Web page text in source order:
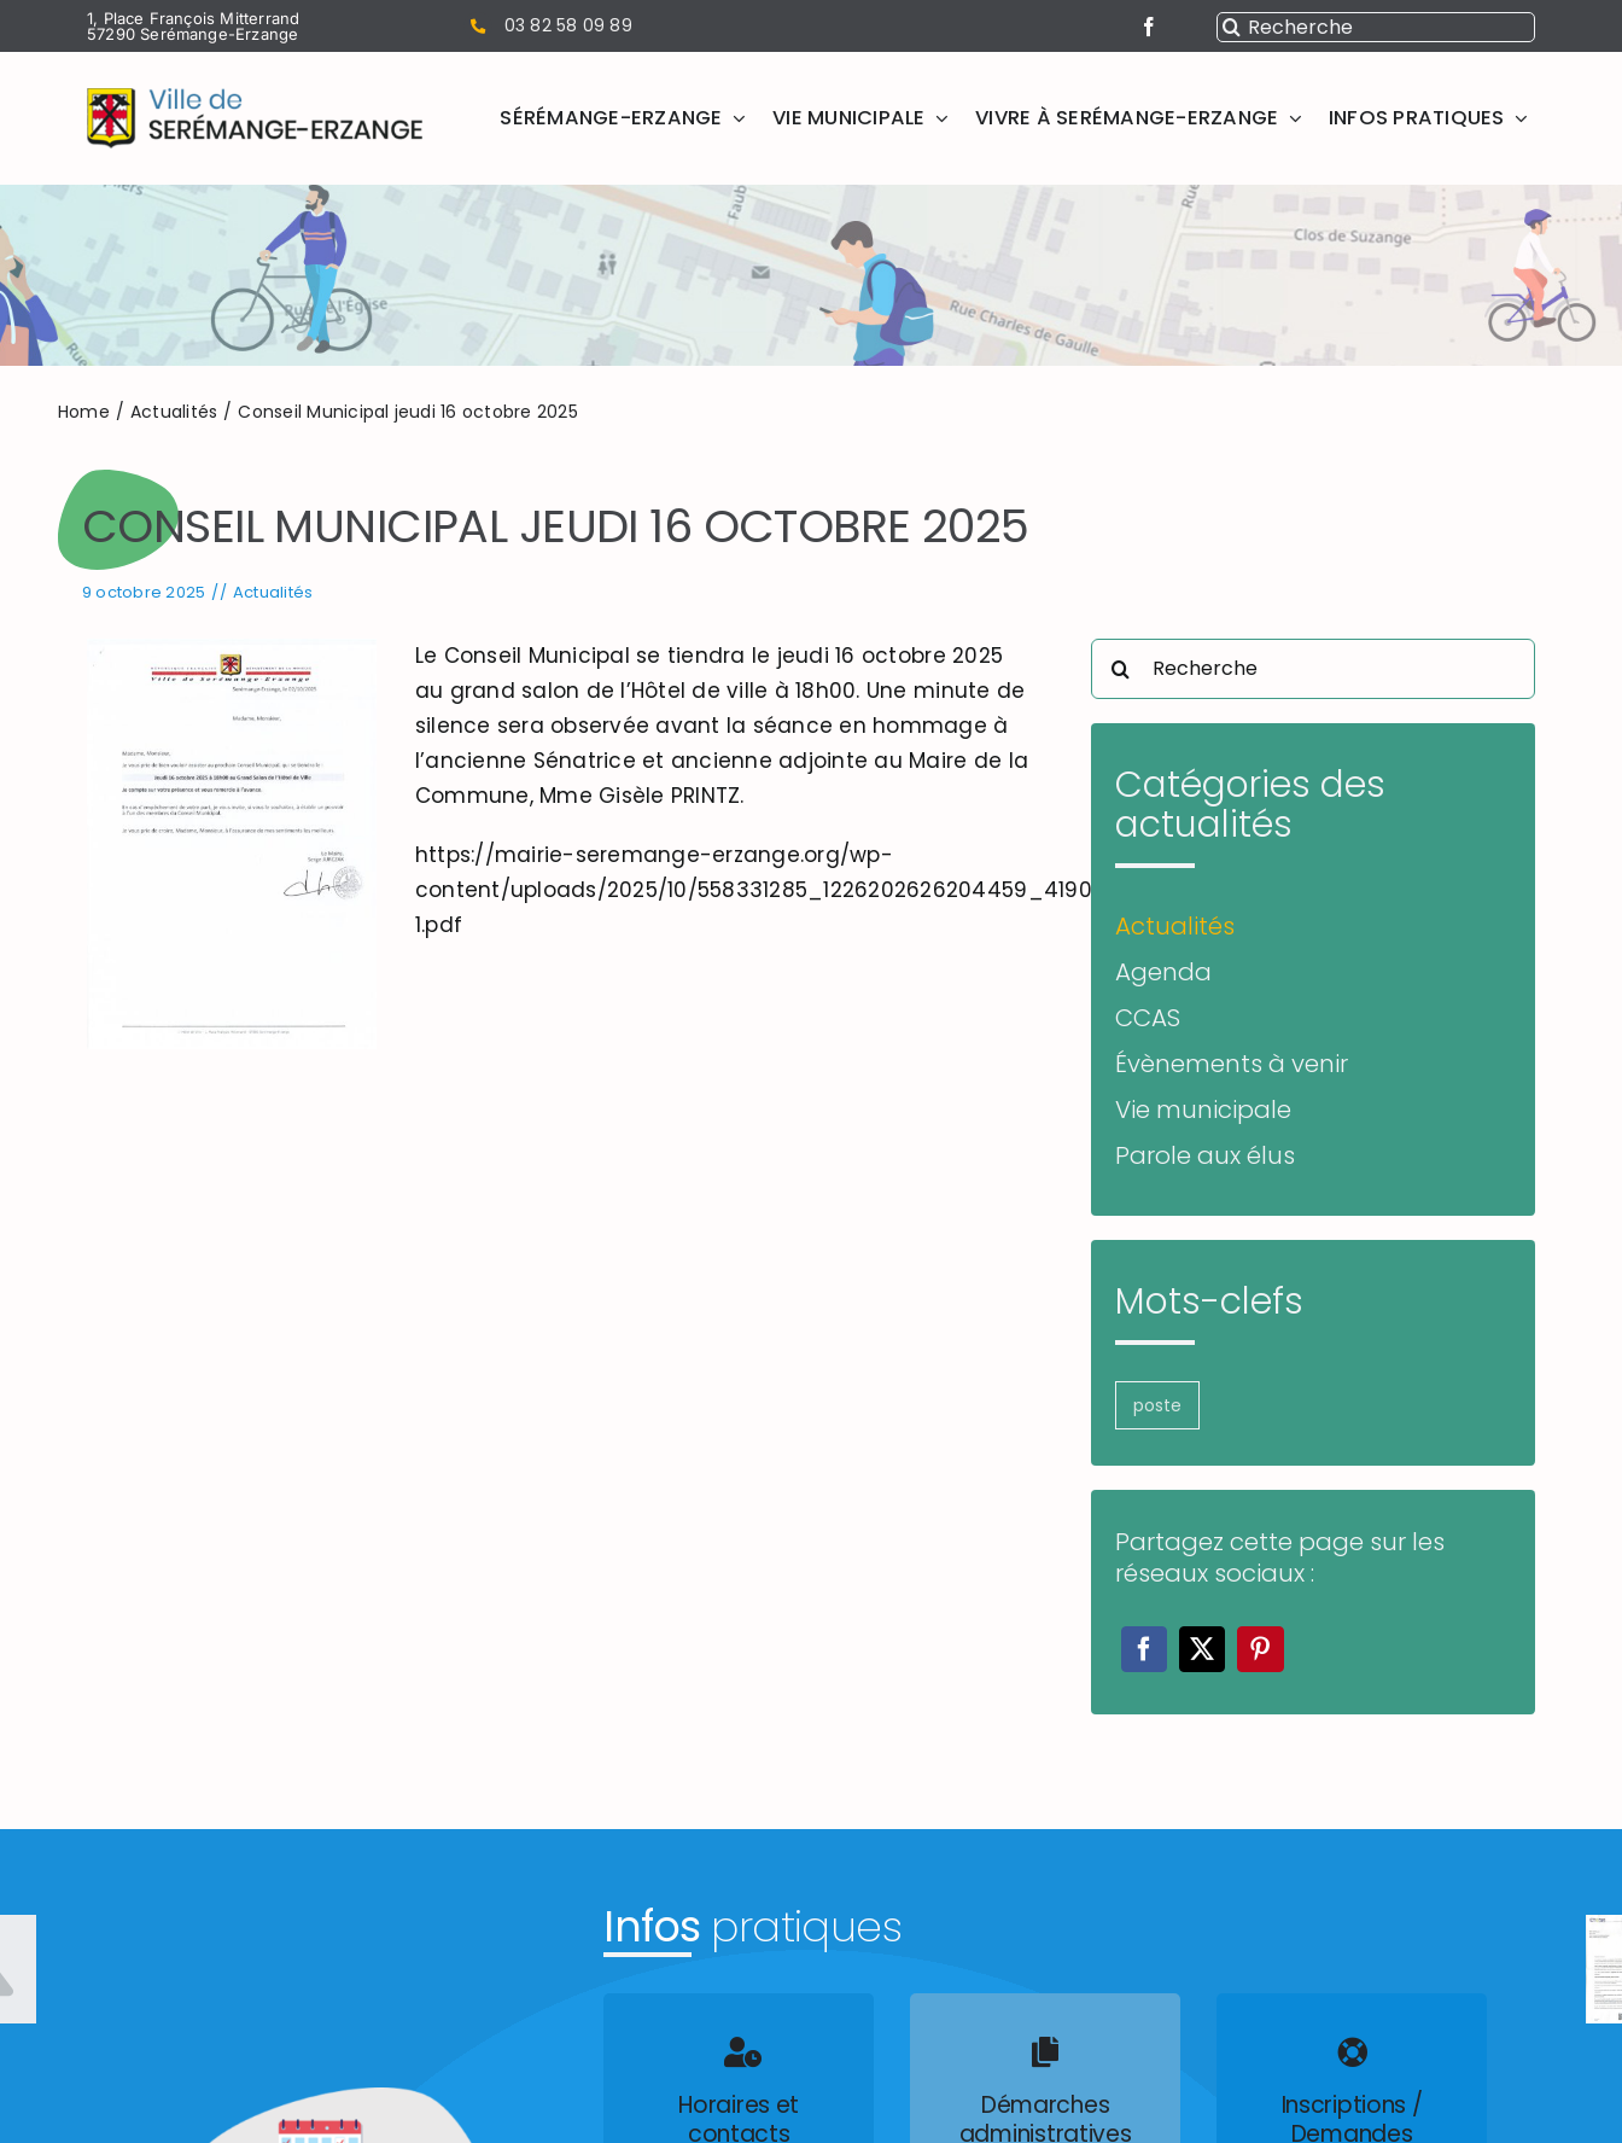
au
1, Place François Mitterrand
57290 Serémange-Erzange
03 82 58 09 89 Rechercher:
SÉRÉMANGE-ERZANGE VIE MUNICIPALE VIVRE À SERÉMANGE-ERZANGE INFOS PRATIQUES
Home Actualités Conseil Municipal jeudi 16 octobre 2025
CONSEIL MUNICIPAL JEUDI 16 OCTOBRE 2025
9 octobre 2025 // Actualités
Le Conseil Municipal se tiendra le jeudi 16 octobre 2025
au grand salon de l’Hôtel de ville à 18h00. Une minute de
silence sera observée avant la séance en hommage à
l’ancienne Sénatrice et ancienne adjointe au Maire de la
Commune, Mme Gisèle PRINTZ.
https://mairie-seremange-erzange.org/wp-
content/uploads/2025/10/558331285_1226202626204459_4190520063560327414_n-
1.pdf
Rechercher:
Catégories des
actualités
Actualités
Agenda
CCAS
Évènements à venir
Vie municipale
Parole aux élus
Mots-clefs
poste
Partagez cette page sur les
réseaux sociaux :
Infos pratiques
Horaires et
contacts
Démarches
administratives
Inscriptions /
Demandes